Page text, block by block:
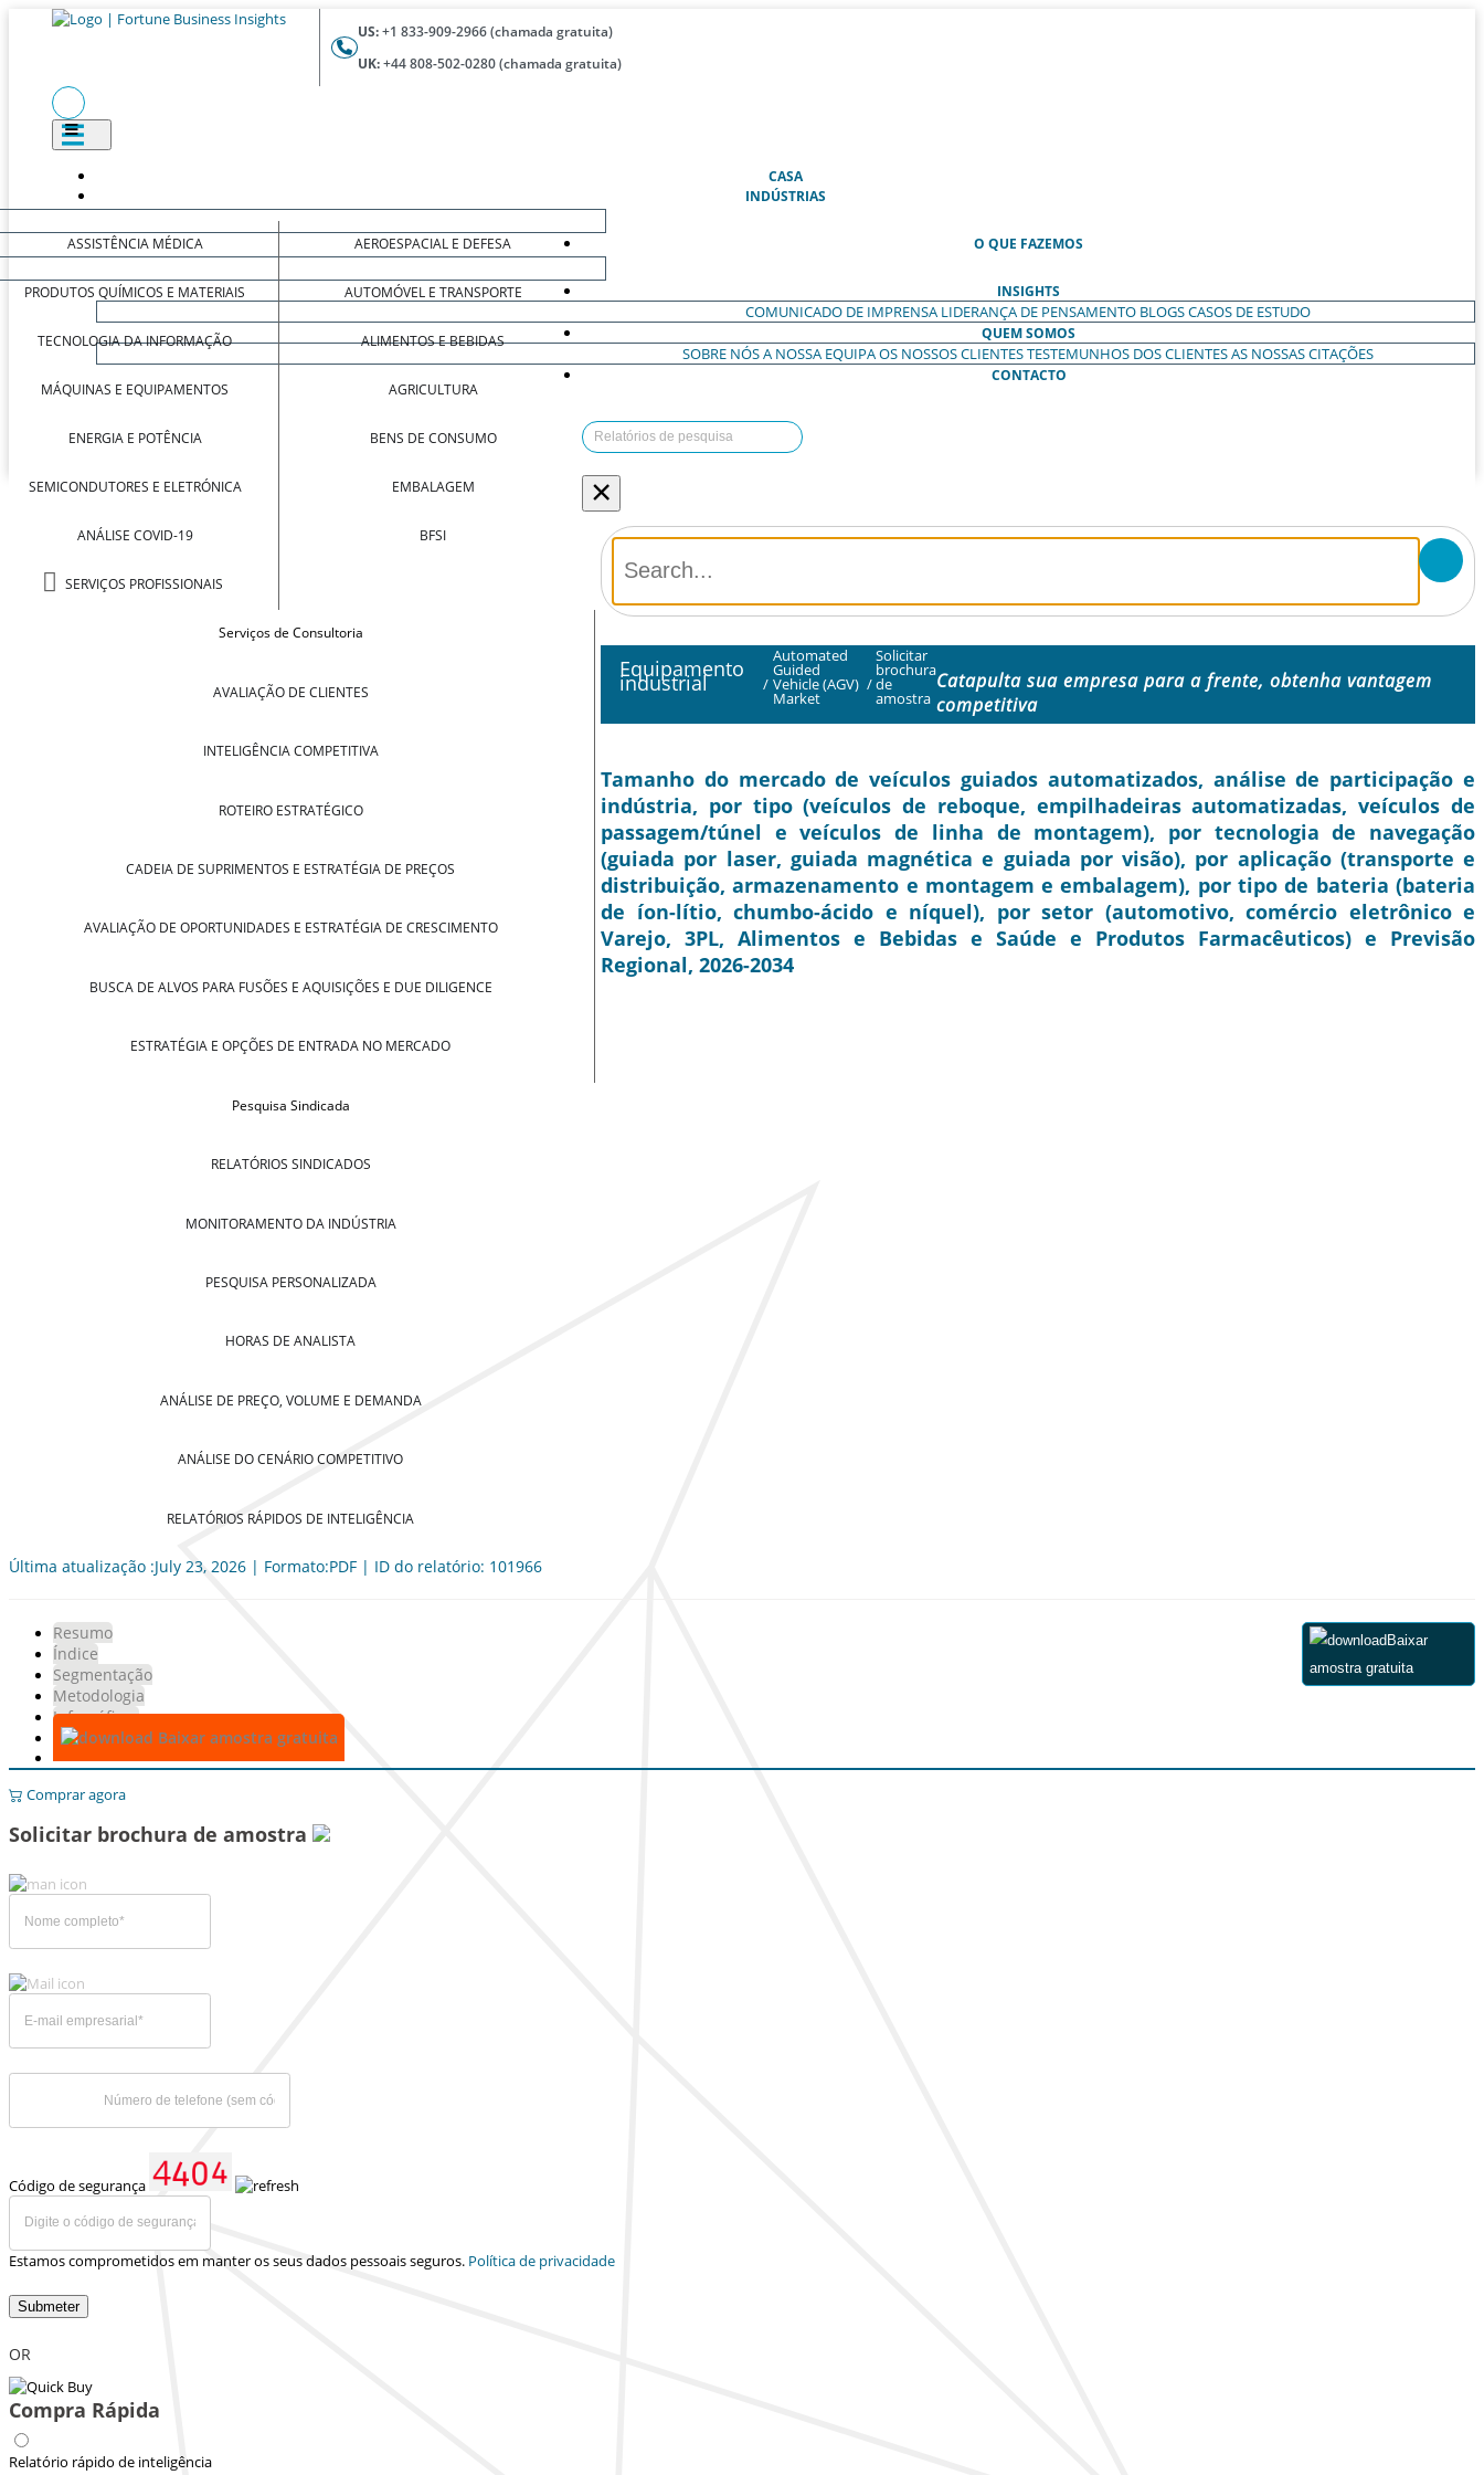
US:+1 833-909-2966 (chamada gratuita)
UK:+44 808-502-0280 (chamada gratuita)
CASA(ATUAL)
INDÚSTRIAS
ASSISTÊNCIA MÉDICA
PRODUTOS QUÍMICOS E MATERIAIS
TECNOLOGIA DA INFORMAÇÃO
MÁQUINAS E EQUIPAMENTOS
ENERGIA E POTÊNCIA
SEMICONDUTORES E ELETRÓNICA
ANÁLISE COVID-19
SERVIÇOS PROFISSIONAIS
AEROESPACIAL E DEFESA
AUTOMÓVEL E TRANSPORTE
ALIMENTOS E BEBIDAS
AGRICULTURA
BENS DE CONSUMO
EMBALAGEM
BFSI
O QUE FAZEMOS
Serviços de Consultoria
AVALIAÇÃO DE CLIENTES
INTELIGÊNCIA COMPETITIVA
ROTEIRO ESTRATÉGICO
CADEIA DE SUPRIMENTOS E ESTRATÉGIA DE PREÇOS
AVALIAÇÃO DE OPORTUNIDADES E ESTRATÉGIA DE CRESCIMENTO
BUSCA DE ALVOS PARA FUSÕES E AQUISIÇÕES E DUE DILIGENCE
ESTRATÉGIA E OPÇÕES DE ENTRADA NO MERCADO
Pesquisa Sindicada
RELATÓRIOS SINDICADOS
MONITORAMENTO DA INDÚSTRIA
PESQUISA PERSONALIZADA
HORAS DE ANALISTA
ANÁLISE DE PREÇO, VOLUME E DEMANDA
ANÁLISE DO CENÁRIO COMPETITIVO
RELATÓRIOS RÁPIDOS DE INTELIGÊNCIA
INSIGHTS
COMUNICADO DE IMPRENSA LIDERANÇA DE PENSAMENTO BLOGSCASOS DE ESTUDO
QUEM SOMOS
SOBRE NÓSA NOSSA EQUIPAOS NOSSOS CLIENTESTESTEMUNHOS DOS CLIENTESAS NOSSAS CITAÇÕES
CONTACTO
×
Equipamento
industrial /
Automated
Guided
Vehicle (AGV)
Market
/
Solicitar
brochura
de
amostra
Catapulta sua empresa para a frente, obtenha vantagem
competitiva
Tamanho do mercado de veículos guiados automatizados, análise de participação e
indústria, por tipo (veículos de reboque, empilhadeiras automatizadas, veículos de
passagem/túnel e veículos de linha de montagem), por tecnologia de navegação
(guiada por laser, guiada magnética e guiada por visão), por aplicação (transporte e
distribuição, armazenamento e montagem e embalagem), por tipo de bateria (bateria
de íon-lítio, chumbo-ácido e níquel), por setor (automotivo, comércio eletrônico e
Varejo, 3PL, Alimentos e Bebidas e Saúde e Produtos Farmacêuticos) e Previsão
Regional, 2026-2034
Última atualização :July 23, 2026 | Formato:PDF | ID do relatório: 101966
Resumo
Índice
Segmentação
Metodologia
Infográficos
Baixar amostra gratuita
Baixar
amostra gratuita
Comprar agora
Solicitar brochura de amostra
Código de segurança
Estamos comprometidos em manter os seus dados pessoais seguros. Política de privacidade
Submeter
OR
Compra Rápida
Relatório rápido de inteligência